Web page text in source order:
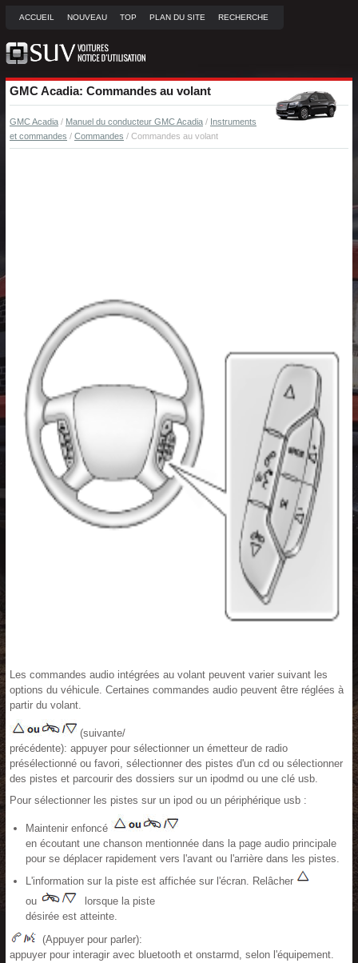
ACCUEIL NOUVEAU TOP PLAN DU SITE RECHERCHE
GMC Acadia: Commandes au volant
GMC Acadia / Manuel du conducteur GMC Acadia / Instruments
et commandes / Commandes / Commandes au volant
Les commandes audio intégrées au volant peuvent varier suivant les
options du véhicule. Certaines commandes audio peuvent être réglées à
partir du volant.
(suivante/
précédente): appuyer pour sélectionner un émetteur de radio
présélectionné ou favori, sélectionner des pistes d'un cd ou sélectionner
des pistes et parcourir des dossiers sur un ipodmd ou une clé usb.
Pour sélectionner les pistes sur un ipod ou un périphérique usb :
Maintenir enfoncé
en écoutant une chanson mentionnée dans la page audio principale
pour se déplacer rapidement vers l'avant ou l'arrière dans les pistes.
L'information sur la piste est affichée sur l'écran. Relâcher
ou
lorsque la piste
désirée est atteinte.
(Appuyer pour parler):
appuyer pour interagir avec bluetooth et onstarmd, selon l'équipement.